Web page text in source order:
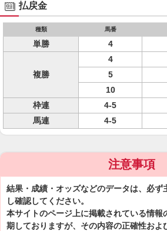
払戻金
種類 馬番
単勝 4
複勝
4
5
10
枠連
4-5
馬連
4-5
注意事項
結果・成績・オッズなどのデータは、必ず
し確認してください。
本サイトのページ上に掲載されている情報
期しておりますが、その内容の正確性およ